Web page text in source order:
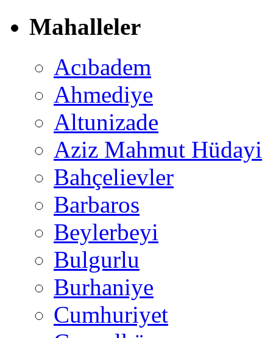
Mahalleler
Acıbadem
Ahmediye
Altunizade
Aziz Mahmut Hüdayi
Bahçelievler
Barbaros
Beylerbeyi
Bulgurlu
Burhaniye
Cumhuriyet